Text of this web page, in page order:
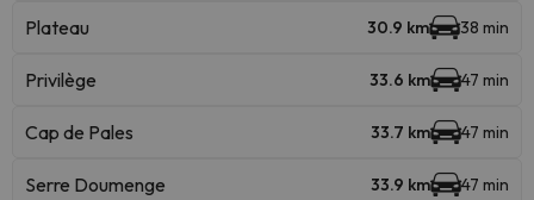
Plateau 30.9 km 38 min
Privilège 33.6 km 47 min
Cap de Pales 33.7 km 47 min
Serre Doumenge 33.9 km 47 min